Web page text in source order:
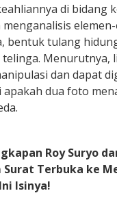
di bidang
bentuk tulang
telinga.
dan dapat
dua foto
Roy Suryo
Surat Terbuka ke
Isinya!